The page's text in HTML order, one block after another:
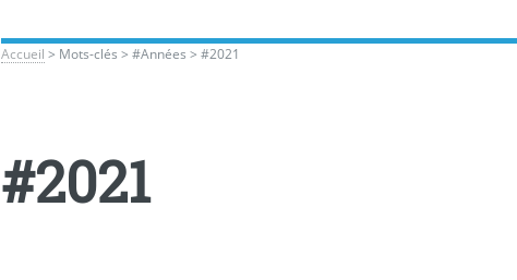
Accueil > Mots-clés >#Années >#2021
#2021